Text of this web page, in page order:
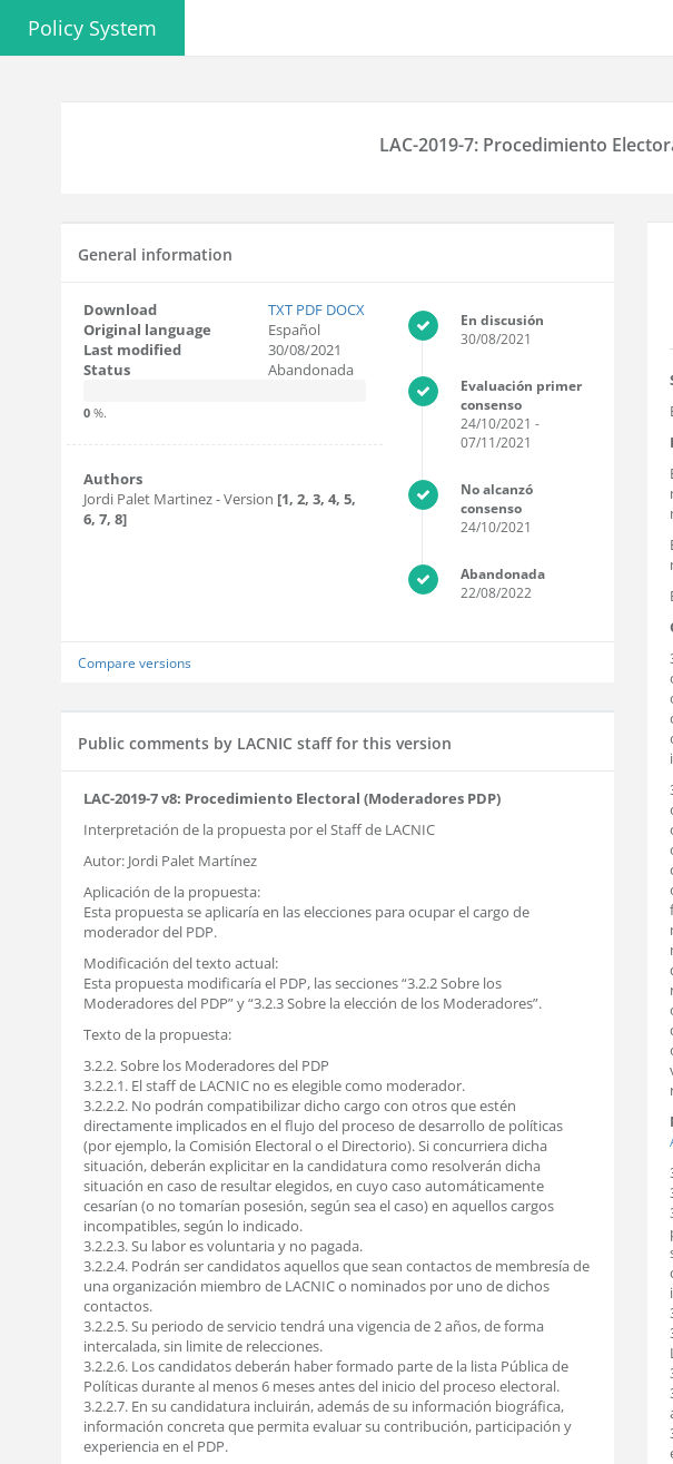
Policy System
LAC-2019-7: Procedimiento
General information
Download TXT PDF DOCX
Original language
Español
Last modified
30/08/2021
Status
Abandonada
0 %.
Authors
Jordi Palet Martinez- Version [1, 2, 3, 4, 5,
6, 7, 8]
En discusión
30/08/2021
Evaluación primer
consenso
24/10/2021 -
07/11/2021
No alcanzó
consenso
24/10/2021
Abandonada
22/08/2022
Compare versions
Public comments by LACNIC staff for this version
LAC-2019-7 v8: Procedimiento Electoral (Moderadores PDP)
Interpretación de la propuesta por el Staff de LACNIC
Autor: Jordi Palet Martínez
Aplicación de la propuesta:
Esta propuesta se aplicaría en las elecciones para ocupar el cargo de
moderador del PDP.
Modificación del texto actual:
Esta propuesta modificaría el PDP, las secciones “3.2.2 Sobre los
Moderadores del PDP” y “3.2.3 Sobre la elección de los Moderadores”.
Texto de la propuesta:
3.2.2. Sobre los Moderadores del PDP
3.2.2.1. El staff de LACNIC no es elegible como moderador.
3.2.2.2. No podrán compatibilizar dicho cargo con otros que estén
directamente implicados en el flujo del proceso de desarrollo de políticas
(por ejemplo, la Comisión Electoral o el Directorio). Si concurriera dicha
situación, deberán explicitar en la candidatura como resolverán dicha
situación en caso de resultar elegidos, en cuyo caso automáticamente
cesarían (o no tomarían posesión, según sea el caso) en aquellos cargos
incompatibles, según lo indicado.
3.2.2.3. Su labor es voluntaria y no pagada.
3.2.2.4. Podrán ser candidatos aquellos que sean contactos de membresía de
una organización miembro de LACNIC o nominados por uno de dichos
contactos.
3.2.2.5. Su periodo de servicio tendrá una vigencia de 2 años, de forma
intercalada, sin limite de relecciones.
3.2.2.6. Los candidatos deberán haber formado parte de la lista Pública de
Políticas durante al menos 6 meses antes del inicio del proceso electoral.
3.2.2.7. En su candidatura incluirán, además de su información biográfica,
información concreta que permita evaluar su contribución, participación y
experiencia en el PDP.